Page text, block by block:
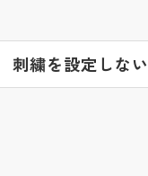
刺繍を設定しない